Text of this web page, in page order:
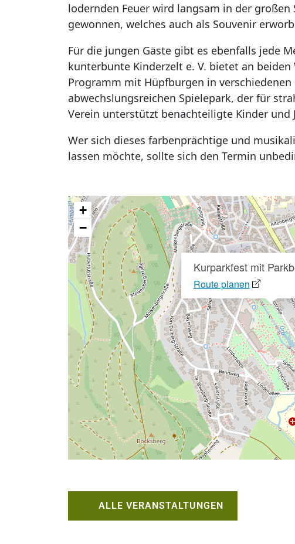
lodernden Feuer wird langsam in der großen
gewonnen, welches auch als Souvenir
Für die jungen Gäste gibt es ebenfalls jede
kunterbunte Kinderzelt e. V. bietet an
Programm mit Hüpfburgen in verschiedenen
abwechslungsreichen Spielepark, der für
Verein unterstützt benachteiligte Kinder und
Wer sich dieses farbenprächtige und
lassen möchte, sollte sich den Termin
Kurparkfest mit
Route planen
+
−
ALLE VERANSTALTUNGEN